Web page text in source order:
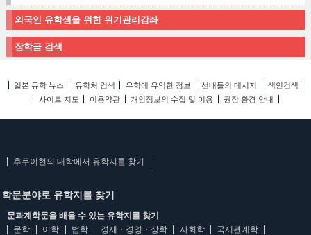
외국인 유학생을 위한 위기관리강좌
장학금 검색
일본 유학 뉴스 유학처 검색 유학에 유익한 정보 선배들의 메시지
색인검색
사이트 지도
이용약관 개인정보의 수집 및 이용 권장 환경 안내
후쿠이현의 대학에서 유학지를 찾기
학문분야로 유학지를 찾기
문과계학문을 배울 수 있는 유학지를 찾기
문학
어학 법학 경제・경영・상학 사회학 국제관계학